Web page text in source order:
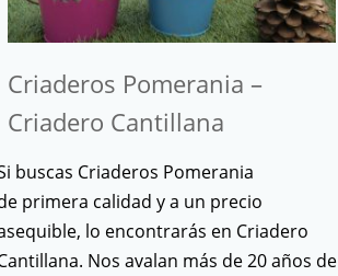
Criaderos Pomerania –
Criadero Cantillana
buscas Criaderos Pomerania
primera calidad y a un precio
lo encontrarás en Criadero
Nos avalan más de 20 años de